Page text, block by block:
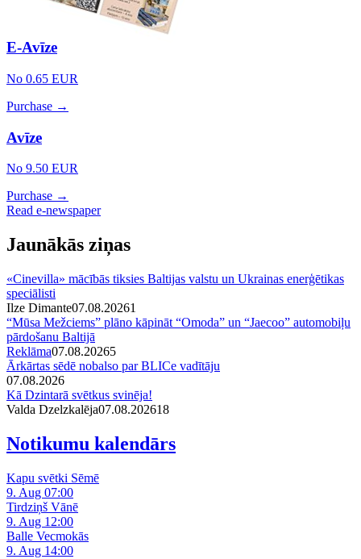
E-Avīze
No 0.65 EUR
Purchase →
Avīze
No 9.50 EUR
Purchase →
Read e-newspaper
Jaunākās ziņas
«Cinevilla» mācībās tiksies Baltijas valstu un Ukrainas enerģētikas
speciālisti
Ilze Dimante07.08.20261
“Mūsa Mežciems” plāno kāpināt “Omoda” un “Jaecoo” automobiļu
pārdošanu Baltijā
Reklāma07.08.20265
Ārkārtas sēdē nobalso par BLICe vadītāju
07.08.2026
Kā Dzintarā svētkus svinēja!
Valda Dzelzkalēja07.08.202618
Notikumu kalendārs
Kapu svētki Sēmē
9. Aug 07:00
Tirdziņš Vānē
9. Aug 12:00
Balle Vecmokās
9. Aug 14:00